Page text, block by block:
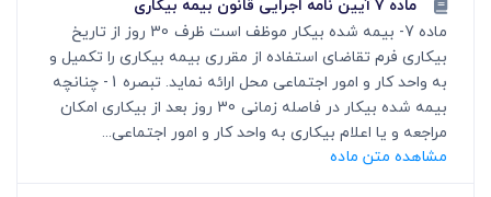
ماده ۷ آیین نامه اجرایی قانون بیمه بیکاری
ماده 7- بیمه شده بیکار موظف است ظرف 30 روز از تاریخ
بیکاری فرم تقاضای استفاده از مقرری بیمه بیکاری را تکمیل و
به واحد کار و امور اجتماعی محل ارائه نماید. تبصره 1- چنانچه
بیمه شده بیکار در فاصله زمانی 30 روز بعد از بیکاری امکان
مراجعه و یا اعلام بیکاری به واحد کار و امور اجتماعی...
مشاهده متن ماده